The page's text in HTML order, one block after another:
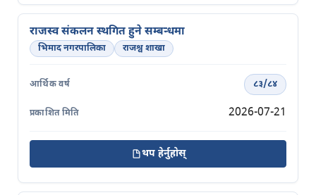
राजस्व संकलन स्थगित हुने सम्बन्धमा
भिमाद नगरपालिका राजश्व शाखा
८३/८४
2026-07-21
थप हेर्नुहोस्